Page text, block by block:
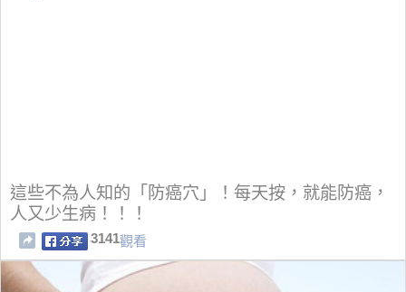
這些不為人知的「防癌穴」！每天按，就能防癌，
人又少生病！！！
3141觀看